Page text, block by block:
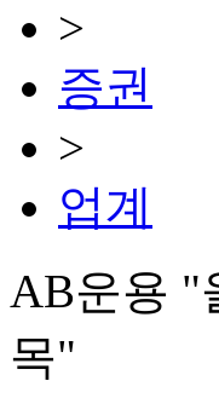
>
증권
>
업계
AB운용 "
목"